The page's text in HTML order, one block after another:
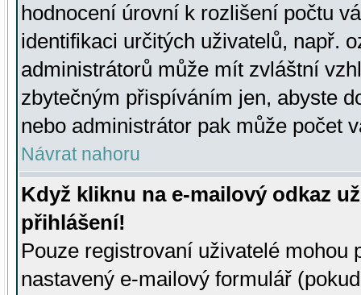
hodnocení úrovní k rozlišení počtu
identifikaci určitých uživatelů, např.
administrátorů může mít zvláštní
zbytečným přispíváním jen, abyste
nebo administrátor pak může počet
Návrat nahoru
Když kliknu na e-mailový odkaz
přihlášení!
Pouze registrovaní uživatelé mohou
nastavený e-mailový formulář